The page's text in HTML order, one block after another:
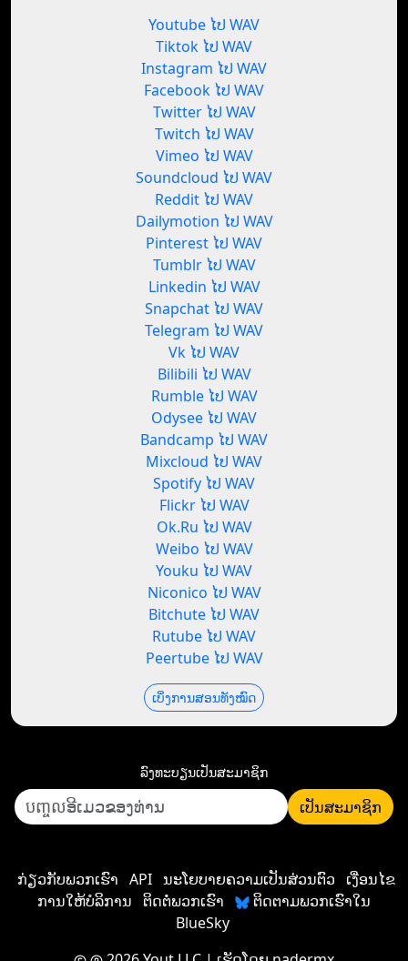
Youtube ໄປ WAV
Tiktok ໄປ WAV
Instagram ໄປ WAV
Facebook ໄປ WAV
Twitter ໄປ WAV
Twitch ໄປ WAV
Vimeo ໄປ WAV
Soundcloud ໄປ WAV
Reddit ໄປ WAV
Dailymotion ໄປ WAV
Pinterest ໄປ WAV
Tumblr ໄປ WAV
Linkedin ໄປ WAV
Snapchat ໄປ WAV
Telegram ໄປ WAV
Vk ໄປ WAV
Bilibili ໄປ WAV
Rumble ໄປ WAV
Odysee ໄປ WAV
Bandcamp ໄປ WAV
Mixcloud ໄປ WAV
Spotify ໄປ WAV
Flickr ໄປ WAV
Ok.Ru ໄປ WAV
Weibo ໄປ WAV
Youku ໄປ WAV
Niconico ໄປ WAV
Bitchute ໄປ WAV
Rutube ໄປ WAV
Peertube ໄປ WAV
ເບິ່ງການສອນທັງໝົດ
ລົງທະບຽນ​ເປັນ​ສະມາຊິກ
ເປັນ​ສະມາຊິກ
ກ່ຽວກັບພວກເຮົາ API ນະໂຍບາຍຄວາມເປັນສ່ວນຕົວ
ເງື່ອນໄຂ
ການໃຫ້ບໍລິການ ຕິດຕໍ່ພວກເຮົາ
ຕິດຕາມພວກເຮົາໃນ
BlueSky